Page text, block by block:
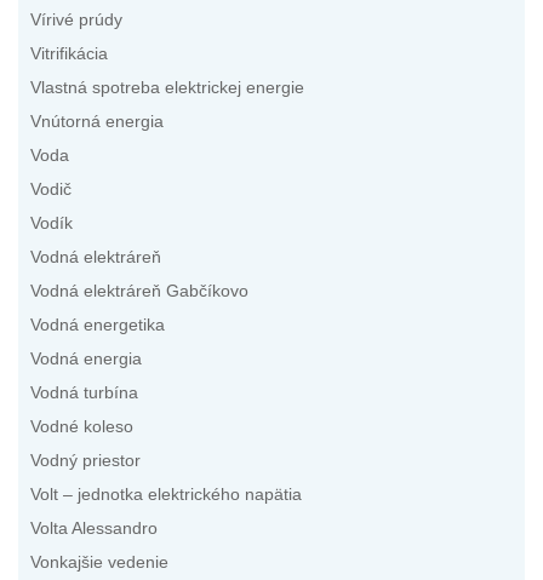
Vírivé prúdy
Vitrifikácia
Vlastná spotreba elektrickej energie
Vnútorná energia
Voda
Vodič
Vodík
Vodná elektráreň
Vodná elektráreň Gabčíkovo
Vodná energetika
Vodná energia
Vodná turbína
Vodné koleso
Vodný priestor
Volt – jednotka elektrického napätia
Volta Alessandro
Vonkajšie vedenie